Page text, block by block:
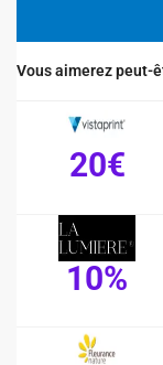
Vous aimerez peut-
20€
10%